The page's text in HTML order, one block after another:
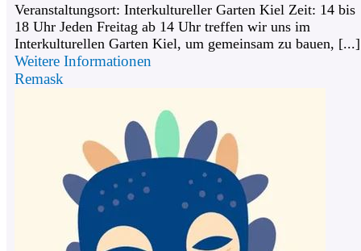
Veranstaltungsort: Interkultureller Garten Kiel Zeit: 14 bis
18 Uhr Jeden Freitag ab 14 Uhr treffen wir uns im
Interkulturellen Garten Kiel, um gemeinsam zu bauen, [...]
Weitere Informationen
Remask